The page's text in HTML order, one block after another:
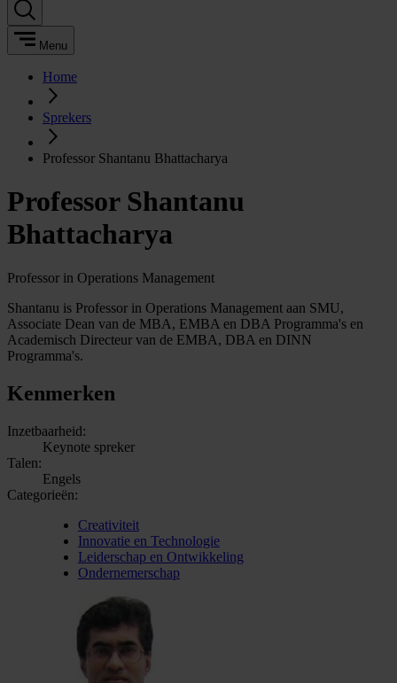
Menu
Home
Sprekers
Professor Shantanu Bhattacharya
Professor Shantanu
Bhattacharya
Professor in Operations Management
Shantanu is Professor in Operations Management aan SMU,
Associate Dean van de MBA, EMBA en DBA Programma's en
Academisch Directeur van de EMBA, DBA en DINN
Programma's.
Kenmerken
Inzetbaarheid:
Keynote spreker
Talen:
Engels
Categorieën:
Creativiteit
Innovatie en Technologie
Leiderschap en Ontwikkeling
Ondernemerschap